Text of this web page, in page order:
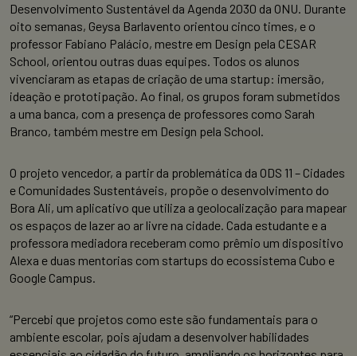
Desenvolvimento Sustentável da Agenda 2030 da ONU. Durante
oito semanas, Geysa Barlavento orientou cinco times, e o
professor Fabiano Palácio, mestre em Design pela CESAR
School, orientou outras duas equipes. Todos os alunos
vivenciaram as etapas de criação de uma startup: imersão,
ideação e prototipação. Ao final, os grupos foram submetidos
a uma banca, com a presença de professores como Sarah
Branco, também mestre em Design pela School.
O projeto vencedor, a partir da problemática da ODS 11 – Cidades
e Comunidades Sustentáveis, propõe o desenvolvimento do
Bora Ali, um aplicativo que utiliza a geolocalização para mapear
os espaços de lazer ao ar livre na cidade. Cada estudante e a
professora mediadora receberam como prêmio um dispositivo
Alexa e duas mentorias com startups do ecossistema Cubo e
Google Campus.
“Percebi que projetos como este são fundamentais para o
ambiente escolar, pois ajudam a desenvolver habilidades